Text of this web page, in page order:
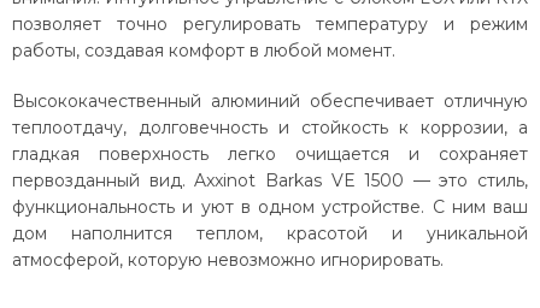
позволяет точно регулировать температуру и режим
работы, создавая комфорт в любой момент.
Высококачественный алюминий обеспечивает отличную
теплоотдачу, долговечность и стойкость к коррозии, а
гладкая поверхность легко очищается и сохраняет
первозданный вид. Axxinot Barkas VE 1500 — это стиль,
функциональность и уют в одном устройстве. С ним ваш
дом наполнится теплом, красотой и уникальной
атмосферой, которую невозможно игнорировать.